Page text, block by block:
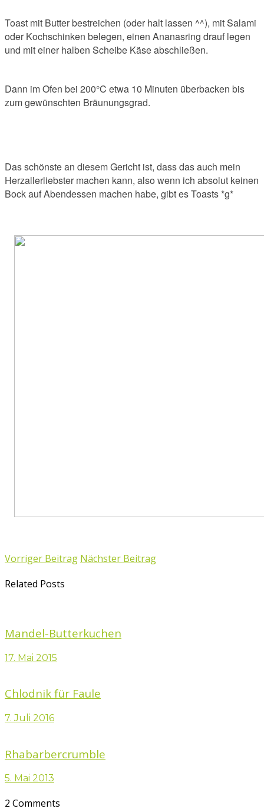
Toast mit Butter bestreichen (oder halt lassen ^^), mit Salami
oder Kochschinken belegen, einen Ananasring drauf legen
und mit einer halben Scheibe Käse abschließen.
Dann im Ofen bei 200°C etwa 10 Minuten überbacken bis
zum gewünschten Bräunungsgrad.
Das schönste an diesem Gericht ist, dass das auch mein
Herzallerliebster machen kann, also wenn ich absolut keinen
Bock auf Abendessen machen habe, gibt es Toasts *g*
Vorriger Beitrag Nächster Beitrag
Related Posts
Mandel-Butterkuchen
17. Mai 2015
Chlodnik für Faule
7. Juli 2016
Rhabarbercrumble
5. Mai 2013
2 Comments